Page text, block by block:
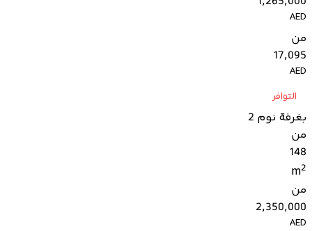
AED
من
17,095
AED
التوافر
بغرفة نوم 2
من
148
m2
من
2,350,000
AED